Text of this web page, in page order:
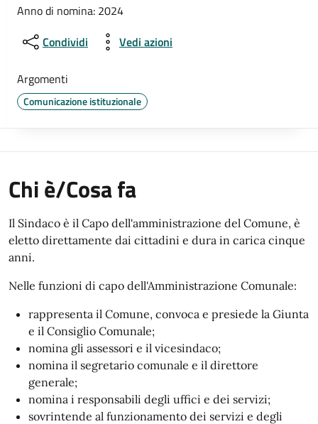
Anno di nomina: 2024
Condividi
Vedi azioni
Argomenti
Comunicazione istituzionale
Chi è/Cosa fa
Il Sindaco è il Capo dell'amministrazione del Comune, è
eletto direttamente dai cittadini e dura in carica cinque
anni.
Nelle funzioni di capo dell'Amministrazione Comunale:
rappresenta il Comune, convoca e presiede la Giunta
e il Consiglio Comunale;
nomina gli assessori e il vicesindaco;
nomina il segretario comunale e il direttore
generale;
nomina i responsabili degli uffici e dei servizi;
sovrintende al funzionamento dei servizi e degli